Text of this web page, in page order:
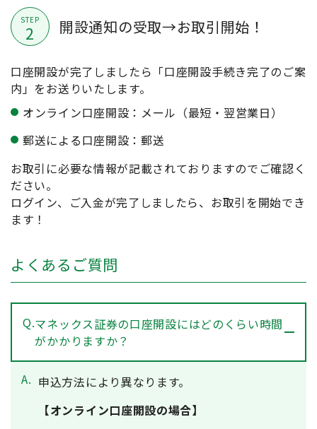
STEP
2 開設通知の受取→お取引開始！
口座開設が完了しましたら「口座開設手続き完了のご案
内」をお送りいたします。
オンライン口座開設：メール（最短・翌営業日）
郵送による口座開設：郵送
お取引に必要な情報が記載されておりますのでご確認く
ださい。
ログイン、ご入金が完了しましたら、お取引を開始でき
ます！
よくあるご質問
Q.マネックス証券の口座開設にはどのくらい時間
がかかりますか？
A. 申込方法により異なります。
【オンライン口座開設の場合】